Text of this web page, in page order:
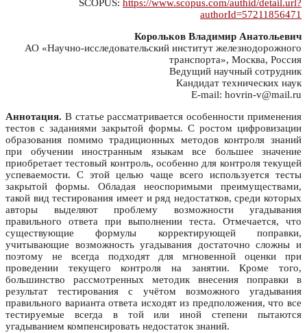
SCOPUS: https://www.scopus.com/authid/detail.url?
authorId=57211856471
Корольков Владимир Анатольевич
АО «Научно-исследовательский институт железнодорожного
транспорта», Москва, Россия
Ведущий научный сотрудник
Кандидат технических наук
E-mail: hovrin-v@mail.ru
Аннотация. В статье рассматривается особенности применения
тестов с заданиями закрытой формы. С ростом цифровизации
образования помимо традиционных методов контроля знаний
при обучении иностранным языкам все большее значение
приобретает тестовый контроль, особенно для контроля текущей
успеваемости. С этой целью чаще всего используется тесты
закрытой формы. Обладая неоспоримыми преимуществами,
такой вид тестирования имеет и ряд недостатков, среди которых
авторы выделяют проблему возможности угадывания
правильного ответа при выполнении теста. Отмечается, что
существующие формулы корректирующей поправки,
учитывающие возможность угадывания достаточно сложны и
поэтому не всегда подходят для мгновенной оценки при
проведении текущего контроля на занятии. Кроме того,
большинство рассмотренных методик внесения поправки в
результат тестирования с учётом возможного угадывания
правильного варианта ответа исходят из предположения, что все
тестируемые всегда в той или иной степени пытаются
угадыванием компенсировать недостаток знаний.